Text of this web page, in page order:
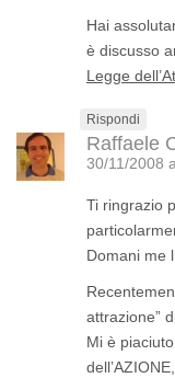
Hai
è discusso
Legge
Rispondi
Raffaele
30/11/2008
Ti ringrazio
Domani me
attrazione”
Mi è